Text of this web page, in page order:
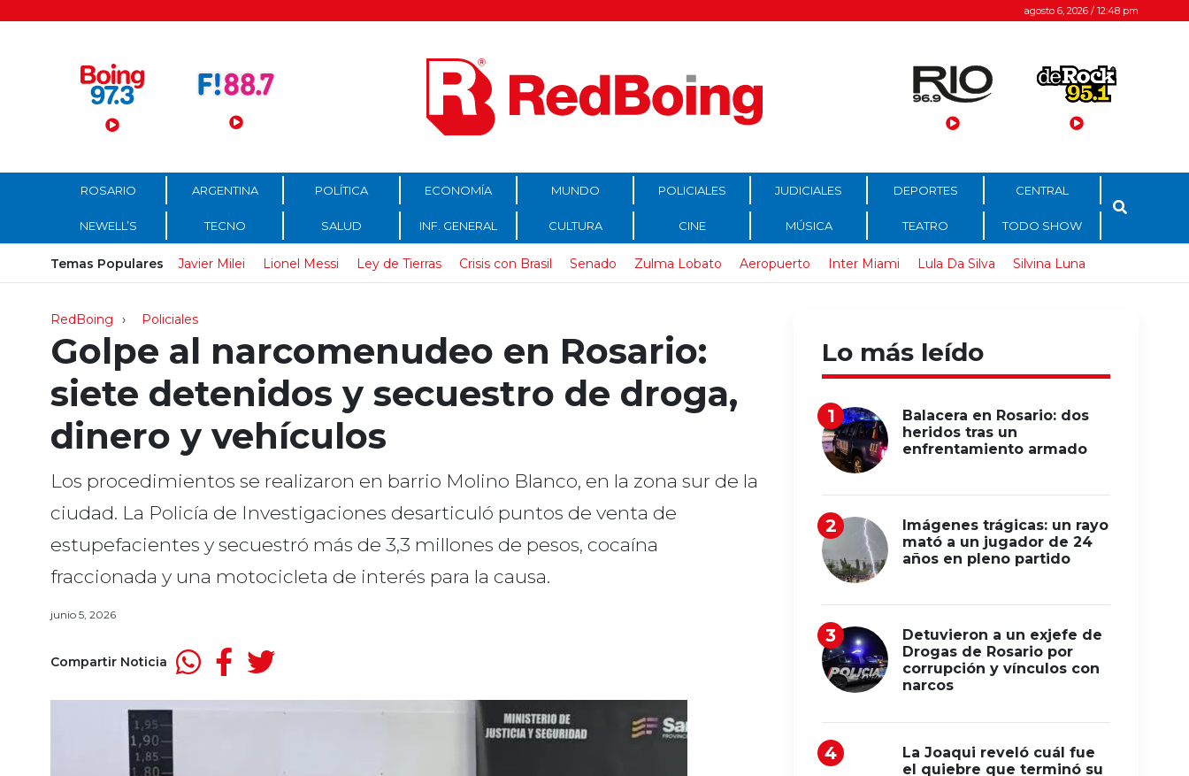
Menú Principal agosto 6, 2026 / 12:48 pm
ROSARIO ARGENTINA POLÍTICA ECONOMÍA MUNDO POLICIALES JUDICIALES DEPORTES CENTRAL
NEWELL’S TECNO SALUD INF. GENERAL CULTURA CINE MÚSICA TEATRO TODO SHOW
Temas Populares Javier Milei Lionel Messi Ley de Tierras Crisis con Brasil Senado Zulma Lobato Aeropuerto Inter Miami Lula Da Silva Silvina Luna
RedBoing Policiales
Golpe al narcomenudeo en Rosario:
siete detenidos y secuestro de droga,
dinero y vehículos
Los procedimientos se realizaron en barrio Molino Blanco, en la zona sur de la
ciudad. La Policía de Investigaciones desarticuló puntos de venta de
estupefacientes y secuestró más de 3,3 millones de pesos, cocaína
fraccionada y una motocicleta de interés para la causa.
junio 5, 2026
Compartir Noticia
Lo más leído
Balacera en Rosario: dos
heridos tras un
enfrentamiento armado
Imágenes trágicas: un rayo
mató a un jugador de 24
años en pleno partido
Detuvieron a un exjefe de
Drogas de Rosario por
corrupción y vínculos con
narcos
La Joaqui reveló cuál fue
el quiebre que terminó su